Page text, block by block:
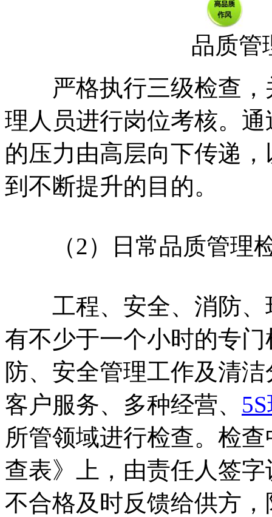
品质管
严格执行三级检查，
理人员进行岗位考核。
的压力由高层向下传递
到不断提升的目的。
（2）日常品质管理
工程、安全、消防、
有不少于一个小时的专
防、安全管理工作及清
客户服务、多种经营、
所管领域进行检查。检
查表》上，由责任人签
不合格及时反馈给供方